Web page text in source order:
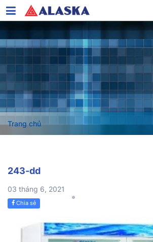
Trang chủ
243-dd
03 tháng 6, 2021
Chia sẻ